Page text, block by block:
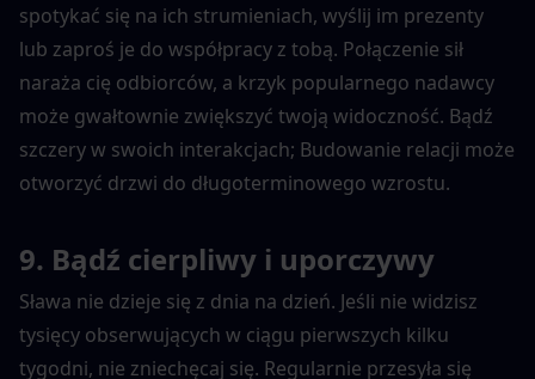
spotykać się na ich strumieniach, wyślij im prezenty
lub zaproś je do współpracy z tobą. Połączenie sił
naraża cię odbiorców, a krzyk popularnego nadawcy
może gwałtownie zwiększyć twoją widoczność. Bądź
szczery w swoich interakcjach; Budowanie relacji może
otworzyć drzwi do długoterminowego wzrostu.
9. Bądź cierpliwy i uporczywy
Sława nie dzieje się z dnia na dzień. Jeśli nie widzisz
tysięcy obserwujących w ciągu pierwszych kilku
tygodni, nie zniechęcaj się. Regularnie przesyła się